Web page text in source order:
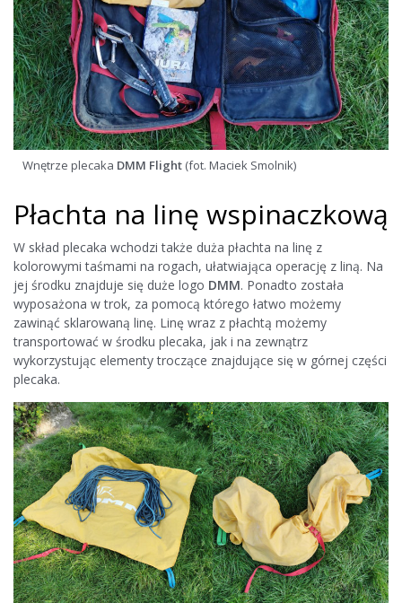
Wnętrze plecaka DMM Flight (fot. Maciek Smolnik)
Płachta na linę wspinaczkową
W skład plecaka wchodzi także duża płachta na linę z
kolorowymi taśmami na rogach, ułatwiająca operację z liną. Na
jej środku znajduje się duże logo DMM. Ponadto została
wyposażona w trok, za pomocą którego łatwo możemy
zawinąć sklarowaną linę. Linę wraz z płachtą możemy
transportować w środku plecaka, jak i na zewnątrz
wykorzystując elementy troczące znajdujące się w górnej części
plecaka.